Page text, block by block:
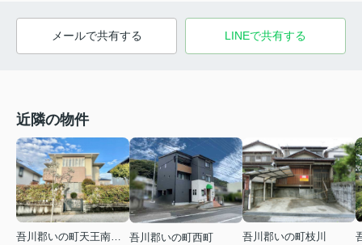
メールで共有する LINEで共有する
近隣の物件
吾川郡いの町天王南４丁目
吾川郡いの町西町
吾川郡いの町枝川